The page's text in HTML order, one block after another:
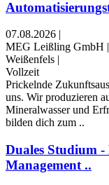
07.08.2026
MEG Leißling GmbH
Weißenfels
Vollzeit
Prickelnde
uns. Wir produzieren
Mineralwasser und
bilden dich zum ..
Duales Studium -
Management ..